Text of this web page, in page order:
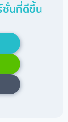
ชั่นที่ดีขึ้น